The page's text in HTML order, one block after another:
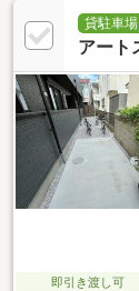
貸駐車場
アート
即引き渡し可